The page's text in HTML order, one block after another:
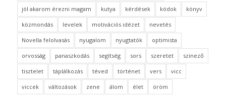
jól akarom érezni magam kutya kérdések kódok könyv
közmondás levelek motivációs idézet nevetés
Novella felolvasás nyugalom nyugtatók optimista
orvosság panaszkodás segítség sors szeretet szinező
tisztelet táplálkozás téved történet vers vicc
viccek változások zene álom élet öröm